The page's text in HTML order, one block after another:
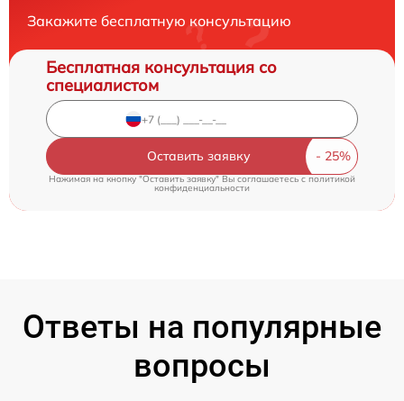
Закажите бесплатную консультацию
Бесплатная консультация со
специалистом
Оставить заявку
Нажимая на кнопку "Оставить заявку" Вы соглашаетесь cполитикой
конфиденциальности
Ответы на популярные
вопросы